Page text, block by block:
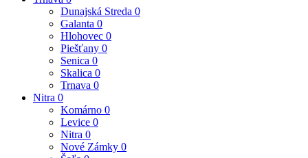
Dunajská Streda 0
Galanta 0
Hlohovec 0
Piešťany 0
Senica 0
Skalica 0
Trnava 0
Nitra 0
Komárno 0
Levice 0
Nitra 0
Nové Zámky 0